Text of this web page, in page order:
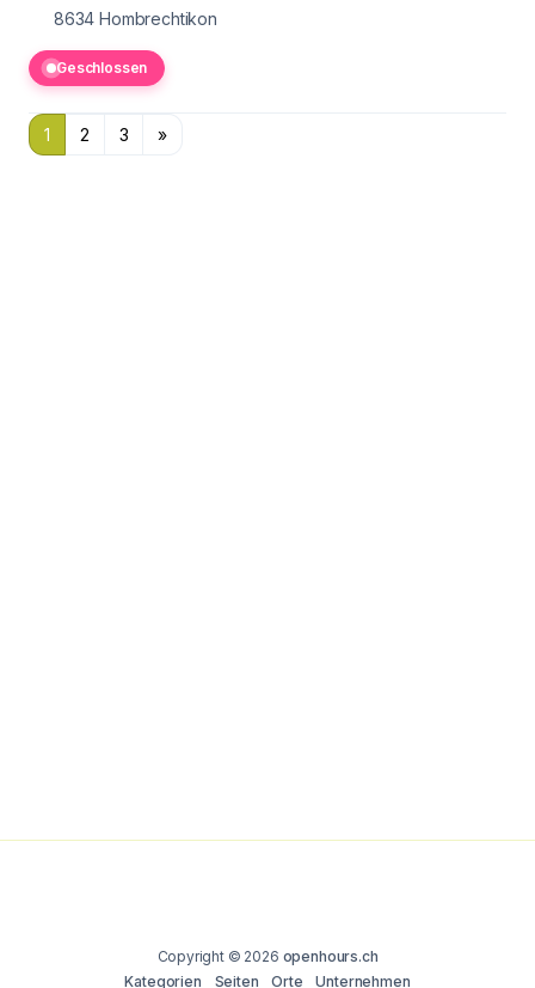
8634 Hombrechtikon
Geschlossen
1 2 3 »
Copyright © 2026 openhours.ch
Kategorien
Seiten Orte Unternehmen